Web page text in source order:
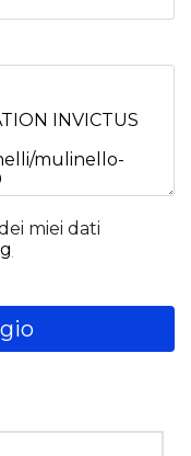
miei dati